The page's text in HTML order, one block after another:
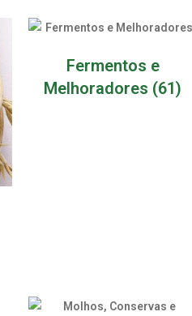
Fermentos e
Melhoradores (61)